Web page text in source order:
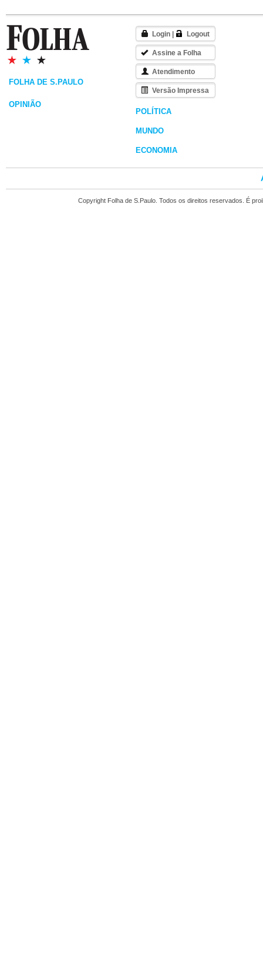
FOLHA DE S.PAULO
OPINIÃO
Login Logout
Assine a Folha
Atendimento
Versão Impressa
POLÍTICA
MUNDO
ECONOMIA
Copyright Folha de S.Paulo. Todos os direitos reservados. É